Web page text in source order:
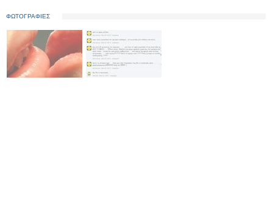
ΦΩΤΟΓΡΑΦΙΕΣ